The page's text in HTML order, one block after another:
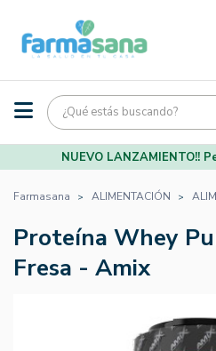
NUEVO LANZAMIENTO!!
Farmasana ALIMENTACIÓN
Proteína Whey
Fresa - Amix